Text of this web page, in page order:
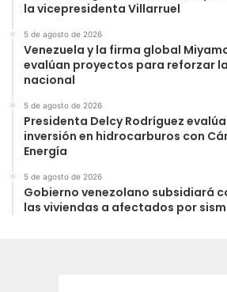
la vicepresidenta Villarruel
5 de agosto de 2026
Venezuela y la firma global
evalúan proyectos para reforzar
nacional
5 de agosto de 2026
Presidenta Delcy Rodríguez
inversión en hidrocarburos con
Energía
5 de agosto de 2026
Gobierno venezolano subsidiará
las viviendas a afectados por